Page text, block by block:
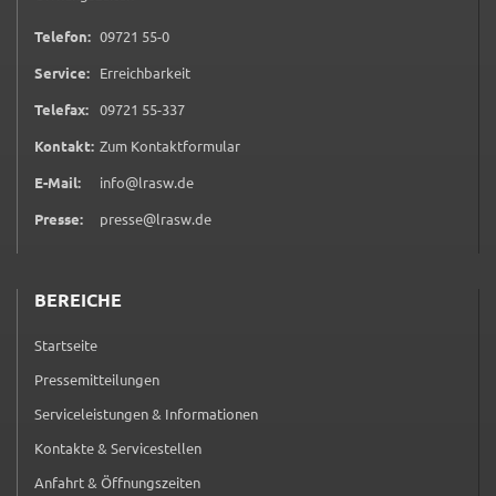
Telefon: 09721 55-00 9 7 2 1 5 5 0
Service: Erreichbarkeit
Telefax: 09721 55-3370 9 7 2 1 5 5 3 3 7
Kontakt: Zum Kontaktformular(öffnet in neuem Tab)
E-Mail:
info@lrasw.de
Presse:
presse@lrasw.de
BEREICHE
Startseite
Pressemitteilungen
Serviceleistungen & Informationen
Kontakte & Servicestellen
Anfahrt & Öffnungszeiten
Weitere Informationen finden Sie in
YouTube
Anbieter:
YouTube
Youtube Videos
Name:
Anbieter: